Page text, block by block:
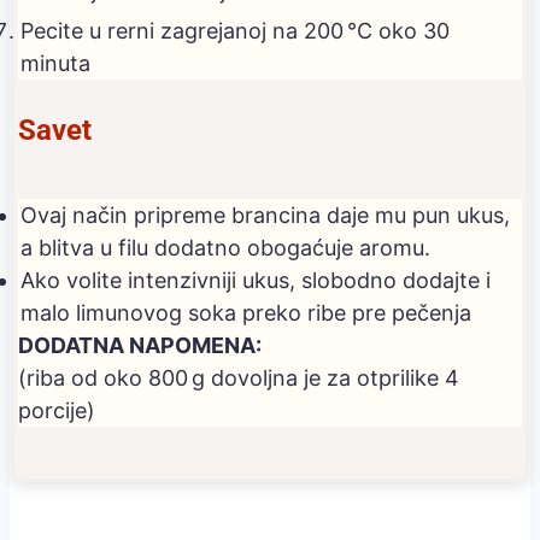
Pecite u rerni zagrejanoj na 200 °C oko 30
minuta
Savet
Ovaj način pripreme brancina daje mu pun ukus,
a blitva u filu dodatno obogaćuje aromu.
Ako volite intenzivniji ukus, slobodno dodajte i
malo limunovog soka preko ribe pre pečenja
DODATNA NAPOMENA:
(riba od oko 800 g dovoljna je za otprilike 4
porcije)